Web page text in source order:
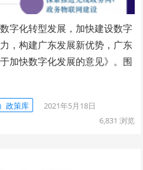
字化转型发展，加快建设数字
，构建广东发展新优势，广东
加快数字化发展的意见》。围
政策库
2021年5月18日
6,831 浏览